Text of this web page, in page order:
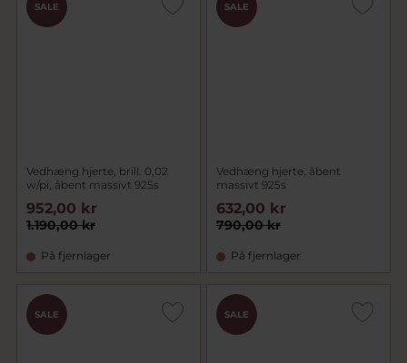
SALE
Vedhæng hjerte, brill. 0,02
w/pi, åbent massivt 925s
1.190,00 kr
952,00 kr
På fjernlager
SALE
Vedhæng hjerte, åbent
massivt 925s
790,00 kr
632,00 kr
På fjernlager
SALE SALE